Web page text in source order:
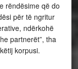
rëndësime që do
për të ngritur
ndërkohë
partnerët”, tha
korpusi.